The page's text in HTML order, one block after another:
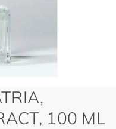
100 ML